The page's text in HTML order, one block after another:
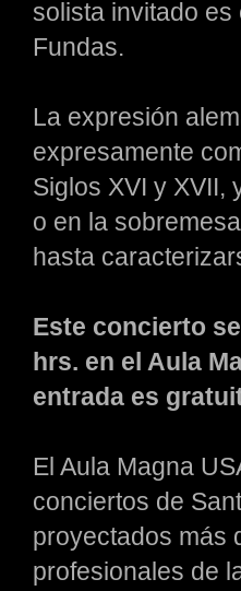
solista invitado
Fundas.
La expresión
expresamente
Siglos XVI y XVII,
o en la
hasta
Este concierto
hrs. en el Aula
entrada es
El Aula Magna
conciertos de
proyectados más
profesionales de